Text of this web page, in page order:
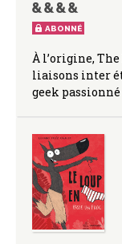
ABONNÉ
À l’origine,
liaisons inter
geek